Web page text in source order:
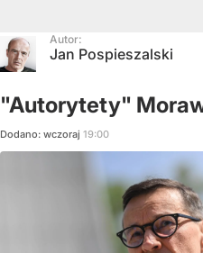
Autor:
Jan Pospieszalski
"Autorytety"
Dodano: wczoraj 19:00